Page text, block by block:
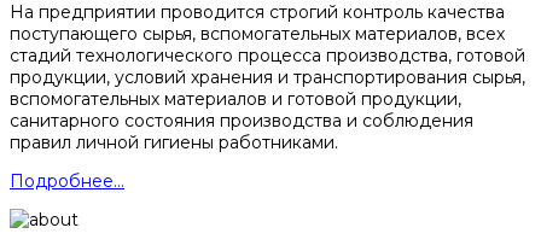
На предприятии проводится строгий контроль качества
поступающего сырья, вспомогательных материалов, всех
стадий технологического процесса производства, готовой
продукции, условий хранения и транспортирования сырья,
вспомогательных материалов и готовой продукции,
санитарного состояния производства и соблюдения
правил личной гигиены работниками.
Подробнее...